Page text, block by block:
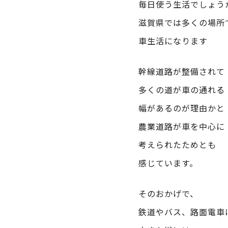
毎日使う生活でしょう
滋賀県では多くの場所
車生活になります
幹線道路が整備されて
多くの道が車の通れる
幅があるのが理由かと
農業道路が車を中心に
考えられたためとも
感じています。
そのおかげで、
鉄道やバス、路面電車